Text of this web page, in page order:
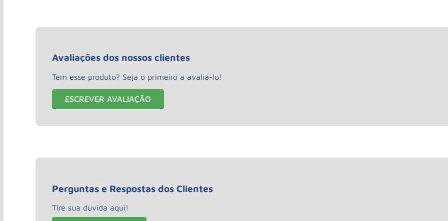
Avaliações dos nossos clientes
Tem esse produto? Seja o primeiro a avaliá-lo!
ESCREVER AVALIAÇÃO
Perguntas e Respostas dos Clientes
Tire sua duvida aqui!